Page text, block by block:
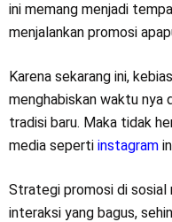
ini memang menjadi
menjalankan promosi
Karena sekarang ini,
menghabiskan waktu nya
tradisi baru. Maka tidak
media seperti instagram
Strategi promosi di sosial
interaksi yang bagus,